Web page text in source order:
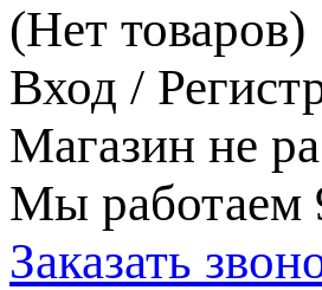
(Нет товаров)
Вход /
Магазин не
Мы работаем
Заказать